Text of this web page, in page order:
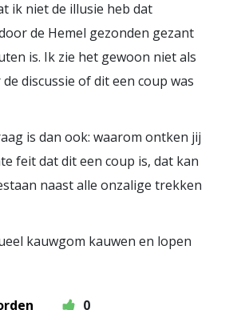
ik niet de illusie heb dat
de Hemel gezonden gezant
is. Ik zie het gewoon niet als
discussie of dit een coup was
is dan ook: waarom ontken jij
feit dat dit een coup is, dat kan
naast alle onzalige trekken
kauwgom kauwen en lopen
0